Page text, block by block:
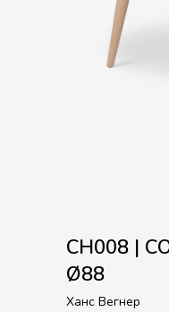
CH008 |
Ø88
Ханс Вегнер